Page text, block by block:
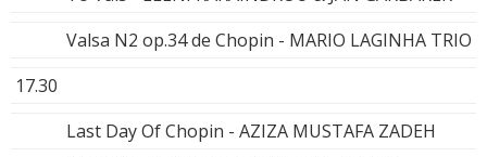
Valsa N2 op.34 de Chopin - MARIO LAGINHA TRIO
17.30
Last Day Of Chopin - AZIZA MUSTAFA ZADEH